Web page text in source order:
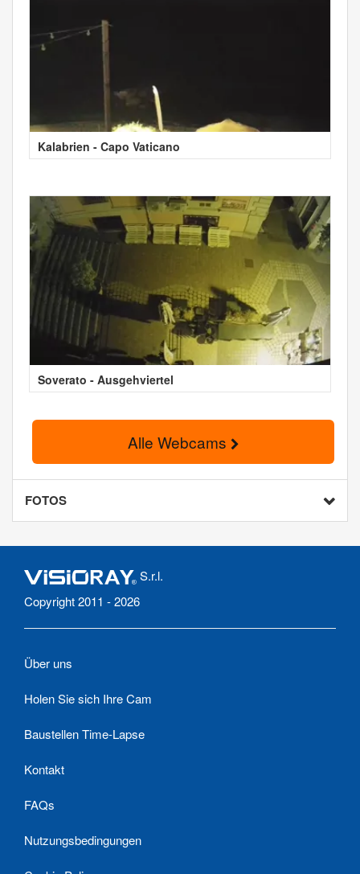
Kalabrien - Capo Vaticano
Soverato - Ausgehviertel
Alle Webcams
FOTOS
S.r.l.
Copyright 2011 - 2026
Über uns
Holen Sie sich Ihre Cam
Baustellen Time-Lapse
Kontakt
FAQs
Nutzungsbedingungen